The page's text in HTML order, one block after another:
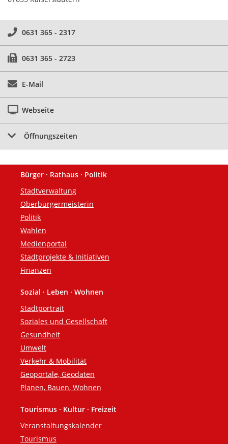
0631 365 - 2317
0631 365 - 2723
E-Mail
Webseite
Öffnungszeiten
Fußzeile
Bürger · Rathaus · Politik
Stadtverwaltung
Oberbürgermeisterin
Politik
Wahlen
Medienportal
Stadtprojekte & Initiativen
Finanzen
Sozial · Leben · Wohnen
Stadtportrait
Soziales und Gesellschaft
Gesundheit
Umwelt
Verkehr & Mobilität
Geoportale, Geodaten
Planen, Bauen, Wohnen
Tourismus · Kultur · Freizeit
Veranstaltungskalender
Tourismus